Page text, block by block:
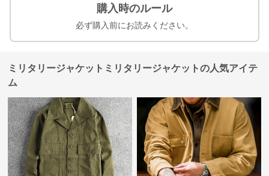
購入時のルール
必ず購入前にお読みください。
ミリタリージャケットミリタリージャケットの人気アイテ
ム